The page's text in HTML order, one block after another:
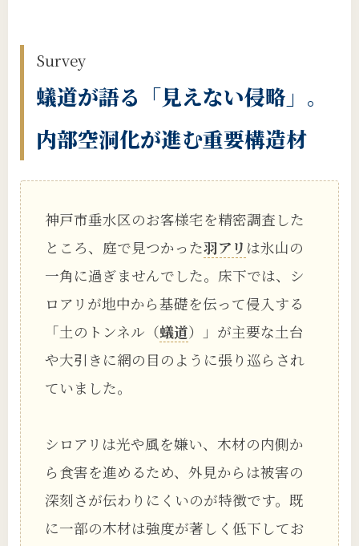
Survey
蟻道が語る「見えない侵略」。
内部空洞化が進む重要構造材
神戸市垂水区のお客様宅を精密調査した
ところ、庭で見つかった羽アリ は氷山の
一角に過ぎませんでした。床下では、シ
ロアリが地中から基礎を伝って侵入する
「土のトンネル（蟻道）」が主要な土台
や大引きに網の目のように張り巡らされ
ていました。
シロアリは光や風を嫌い、木材の内側か
ら食害を進めるため、外見からは被害の
深刻さが伝わりにくいのが特徴です。既
に一部の木材は強度が著しく低下してお